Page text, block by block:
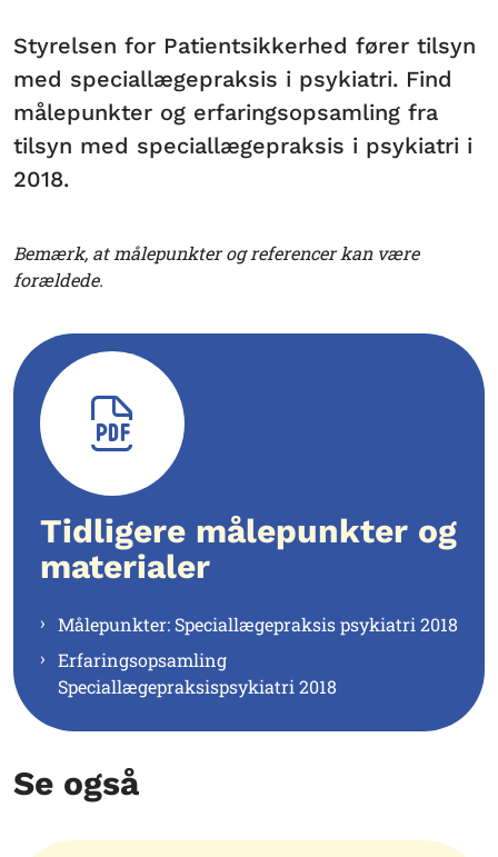
Styrelsen for Patientsikkerhed fører tilsyn
med speciallægepraksis i psykiatri. Find
målepunkter og erfaringsopsamling fra
tilsyn med speciallægepraksis i psykiatri i
2018.
Bemærk, at målepunkter og referencer kan være
forældede.
Tidligere målepunkter og
materialer
Målepunkter: Speciallægepraksis psykiatri 2018
Erfaringsopsamling
Speciallægepraksispsykiatri 2018
Se også